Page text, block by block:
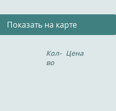
Показать на карте
Кол-
во
Цена